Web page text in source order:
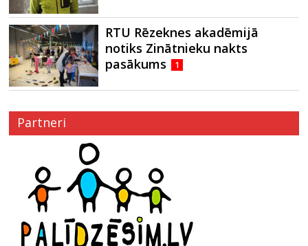
RTU Rēzeknes akadēmijā
notiks Zinātnieku nakts
pasākums
1
Partneri